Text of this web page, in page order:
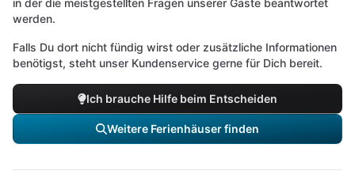
in der die meistgestellten Fragen unserer Gäste beantwortet
werden.
Falls Du dort nicht fündig wirst oder zusätzliche Informationen
benötigst, steht unser Kundenservice gerne für Dich bereit.
Ich brauche Hilfe beim Entscheiden
Weitere Ferienhäuser finden